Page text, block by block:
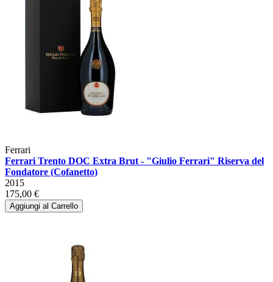
Ferrari
Ferrari Trento DOC Extra Brut - "Giulio Ferrari" Riserva del
Fondatore (Cofanetto)
2015
175,00 €
Aggiungi al Carrello